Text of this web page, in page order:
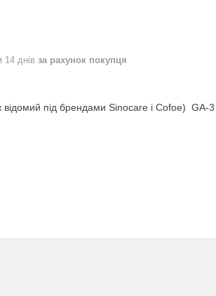
14 днів за рахунок покупця
відомий під брендами Sinocare і Cofoe) GA-3